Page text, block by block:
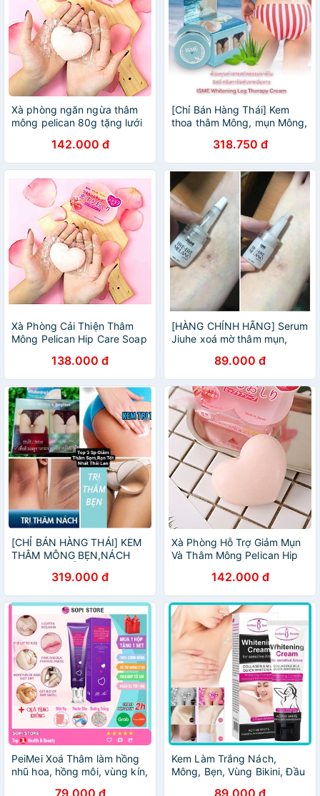
Xà phòng ngăn ngừa thâm
mông pelican 80g tặng lưới
142.000 đ
[Chỉ Bán Hàng Thái] Kem
thoa thâm Mông, mụn Mông,
Cùi chỏ, Đầu gối .... Thái Lan
318.750 đ
Xà Phòng Cải Thiện Thâm
Mông Pelican Hip Care Soap
138.000 đ
[HÀNG CHÍNH HÃNG] Serum
Jiuhe xoá mờ thâm mụn,
sẹo, nám - Loại bỏ những
vết thâm lâu năm
89.000 đ
[CHỈ BÁN HÀNG THÁI] KEM
THÂM MÔNG BẸN,NÁCH
319.000 đ
Xà Phòng Hỗ Trợ Giảm Mụn
Và Thâm Mông Pelican Hip
142.000 đ
PeiMei Xoá Thâm làm hồng
nhũ hoa, hồng môi, vùng kín,
79.000 đ
Kem Làm Trắng Nách,
Mông, Bẹn, Vùng Bikini, Đầu
89.000 đ